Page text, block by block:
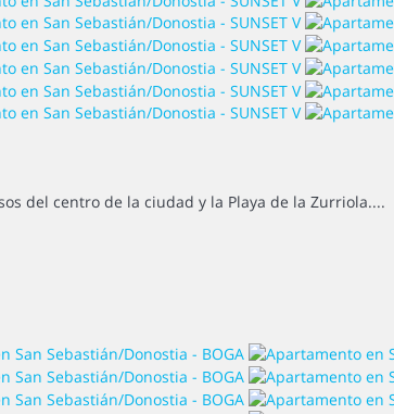
del centro de la ciudad y la Playa de la Zurriola....